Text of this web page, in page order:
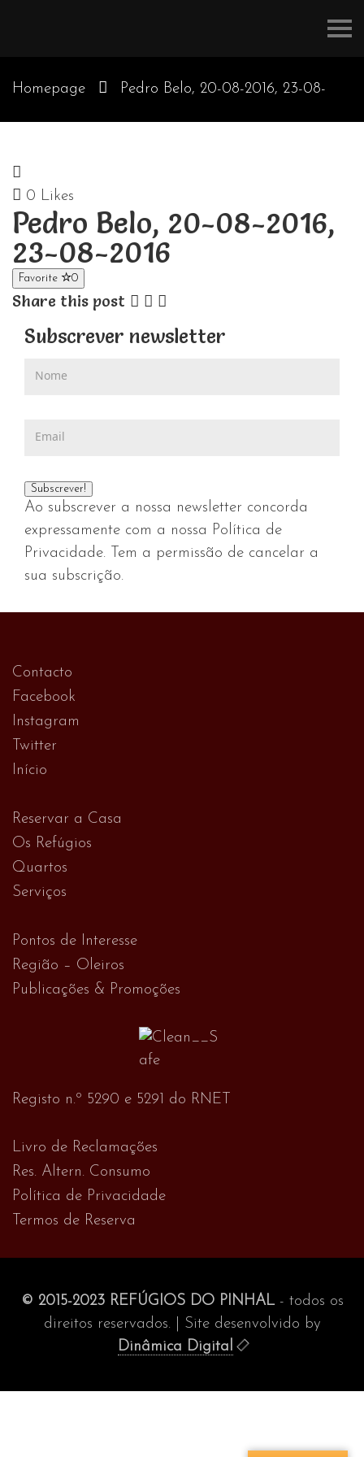
Homepage Pedro Belo, 20-08-2016, 23-08-
0 Likes
Pedro Belo, 20-08-2016,
23-08-2016
Favorite 0
Share this post
Subscrever newsletter
Ao subscrever a nossa newsletter concorda
expressamente com a nossa Política de
Privacidade. Tem a permissão de cancelar a
sua subscrição.
Contacto
Facebook
Instagram
Twitter
Início
Reservar a Casa
Os Refúgios
Quartos
Serviços
Pontos de Interesse
Região – Oleiros
Publicações & Promoções
Registo n.º 5290 e 5291 do RNET
Livro de Reclamações
Res. Altern. Consumo
Política de Privacidade
Termos de Reserva
© 2015-2023 REFÚGIOS DO PINHAL- todos os
direitos reservados. | Site desenvolvido by
Dinâmica Digital